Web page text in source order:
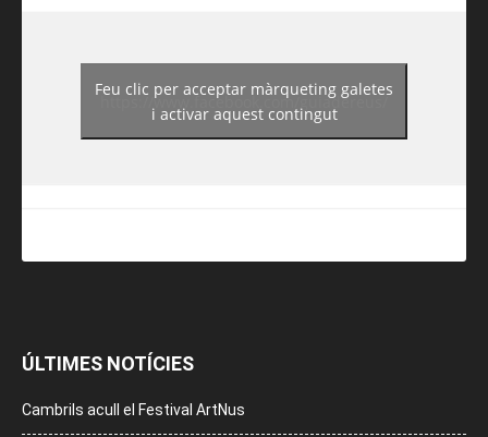
https://www.facebook.com/guiadereus/
Feu clic per acceptar màrqueting galetes
i activar aquest contingut
ÚLTIMES NOTÍCIES
Cambrils acull el Festival ArtNus